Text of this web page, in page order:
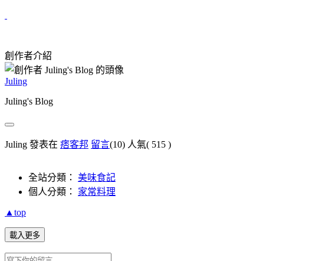
創作者介紹
Juling
Juling's Blog
Juling 發表在 痞客邦 留言(10) 人氣( 515 )
全站分類： 美味食記
個人分類： 家常料理
▲top
載入更多